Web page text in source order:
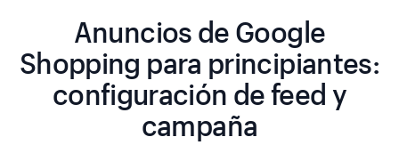
Anuncios de Google
Shopping para principiantes:
configuración de feed y
campaña